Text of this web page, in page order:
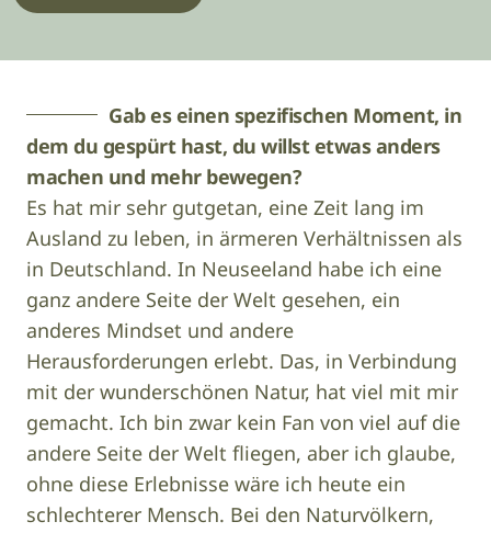
Gab es einen spezifischen Moment, in
dem du gespürt hast, du willst etwas anders
machen und mehr bewegen?
Es hat mir sehr gutgetan, eine Zeit lang im
Ausland zu leben, in ärmeren Verhältnissen als
in Deutschland. In Neuseeland habe ich eine
ganz andere Seite der Welt gesehen, ein
anderes Mindset und andere
Herausforderungen erlebt. Das, in Verbindung
mit der wunderschönen Natur, hat viel mit mir
gemacht. Ich bin zwar kein Fan von viel auf die
andere Seite der Welt fliegen, aber ich glaube,
ohne diese Erlebnisse wäre ich heute ein
schlechterer Mensch. Bei den Naturvölkern,